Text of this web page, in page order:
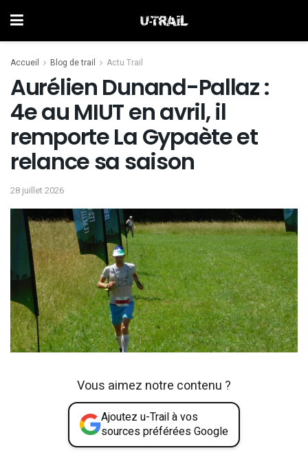
Accueil Blog de trail Actu Trail
Aurélien Dunand-Pallaz :
4e au MIUT en avril, il
remporte La Gypaète et
relance sa saison
28 juillet 2026
Vous aimez notre contenu ?
Ajoutez u-Trail à vos
sources préférées Google